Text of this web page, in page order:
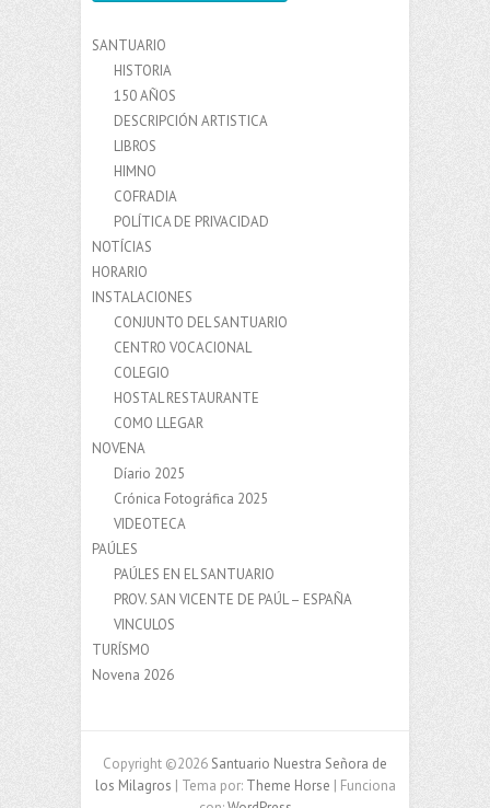
SANTUARIO
HISTORIA
150 AÑOS
DESCRIPCIÓN ARTISTICA
LIBROS
HIMNO
COFRADIA
POLÍTICA DE PRIVACIDAD
NOTÍCIAS
HORARIO
INSTALACIONES
CONJUNTO DEL SANTUARIO
CENTRO VOCACIONAL
COLEGIO
HOSTAL RESTAURANTE
COMO LLEGAR
NOVENA
Díario 2025
Crónica Fotográfica 2025
VIDEOTECA
PAÚLES
PAÚLES EN EL SANTUARIO
PROV. SAN VICENTE DE PAÚL – ESPAÑA
VINCULOS
TURÍSMO
Novena 2026
Copyright ©2026 Santuario Nuestra Señora de
los Milagros | Tema por: Theme Horse | Funciona